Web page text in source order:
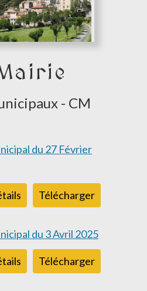
- CM
du 27 Février
Télécharger
du 3 Avril 2025
Télécharger